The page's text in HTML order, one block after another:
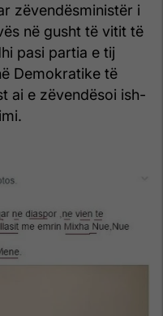
zëvendësministër i
në gusht të vitit të
pasi partia e tij
Demokratike të
ai e zëvendësoi ish-